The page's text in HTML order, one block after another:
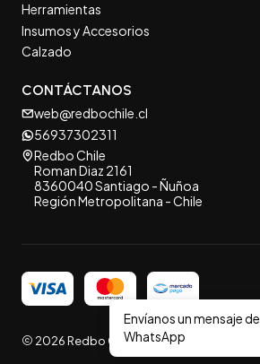
Herramientas
Insumos y Accesorios
Calzado
CONTÁCTANOS
web@redbochile.cl
56937302311
Redbo Chile
Roman Diaz 2161
8360040 Santiago - Ñuñoa
Región Metropolitana - Chile
2026 Redbo Chile.
Envíanos un mensaje de
WhatsApp